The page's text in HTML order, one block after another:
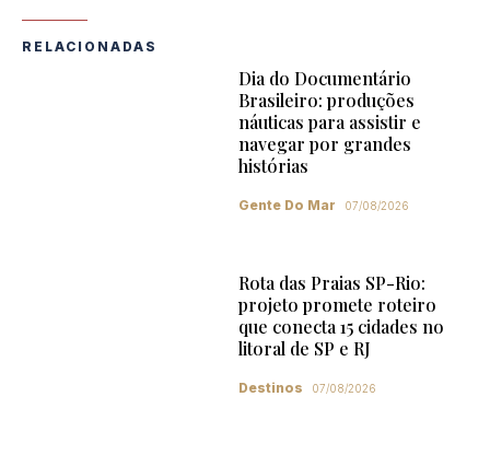
RELACIONADAS
Dia do Documentário
Brasileiro: produções
náuticas para assistir e
navegar por grandes
histórias
Gente Do Mar 07/08/2026
Rota das Praias SP-Rio:
projeto promete roteiro
que conecta 15 cidades no
litoral de SP e RJ
Destinos 07/08/2026